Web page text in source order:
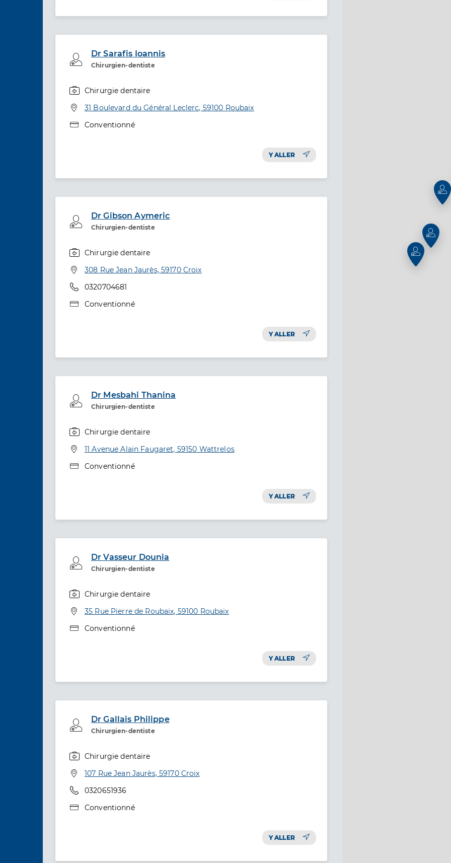
Dr Sarafis Ioannis
Chirurgien-dentiste
Professionel de santé
Chirurgie dentaire
Adresse
31 Boulevard du Général Leclerc, 59100 Roubaix
Type de convention
Conventionné
Y ALLER
Dr Gibson Aymeric
Chirurgien-dentiste
Professionel de santé
Chirurgie dentaire
Adresse
308 Rue Jean Jaurès, 59170 Croix
Téléphone
0320704681
Type de convention
Conventionné
Y ALLER
Dr Mesbahi Thanina
Chirurgien-dentiste
Professionel de santé
Chirurgie dentaire
Adresse
11 Avenue Alain Faugaret, 59150 Wattrelos
Type de convention
Conventionné
Y ALLER
Dr Vasseur Dounia
Chirurgien-dentiste
Professionel de santé
Chirurgie dentaire
Adresse
35 Rue Pierre de Roubaix, 59100 Roubaix
Type de convention
Conventionné
Y ALLER
Dr Gallais Philippe
Chirurgien-dentiste
Professionel de santé
Chirurgie dentaire
Adresse
107 Rue Jean Jaurès, 59170 Croix
Téléphone
0320651936
Type de convention
Conventionné
Y ALLER